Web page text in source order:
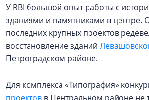
У RBI большой опыт работы с
зданиями и памятниками в центре.
последних крупных проектов
восстановление зданий
Петроградском районе.
Для комплекса «Типография»
проектов в Центральном районе не